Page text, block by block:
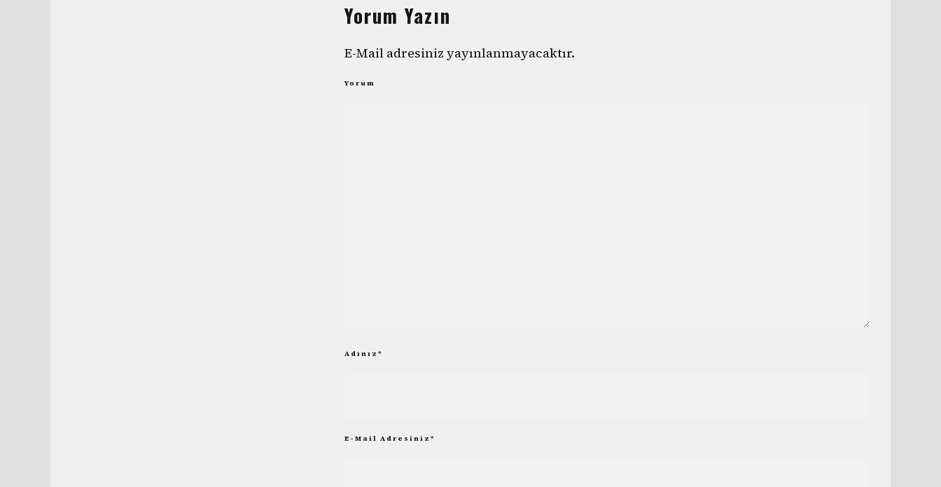
Yorum Yazın
E-Mail adresiniz yayınlanmayacaktır.
Yorum
Adınız *
E-Mail Adresiniz *